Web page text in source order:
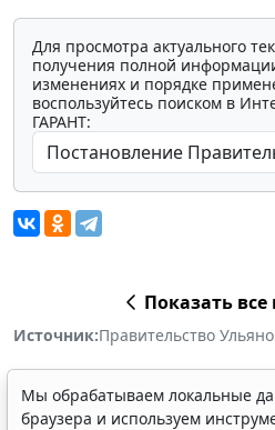
Для просмотра актуального
получения полной
изменениях и порядке
воспользуйтесь поиском в
ГАРАНТ:
Показать
Источник:Правительство
Мы обрабатываем локальные
браузера и используем